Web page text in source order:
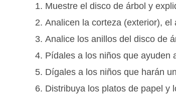
Muestre el disco de árbol y
Analicen la corteza (exterior),
Analice los anillos del disco de
Pídales a los niños que ayuden
Dígales a los niños que harán
Distribuya los platos de papel y